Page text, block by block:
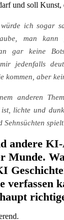
und soll Kunst,
ich sogar
man kann
gar keine
jedenfalls
kommen, aber
anderen
lichte und
Sehnsüchten
andere
Munde.
verfassen